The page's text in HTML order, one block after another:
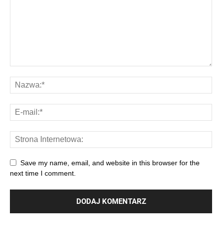
Save my name, email, and website in this browser for the
next time I comment.